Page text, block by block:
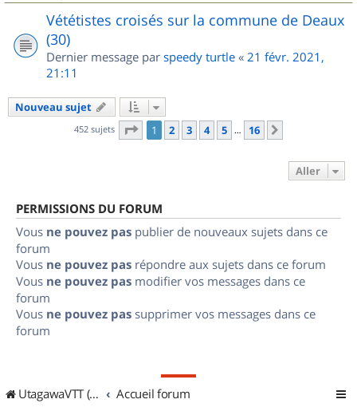
Vététistes croisés sur la commune de Deaux
(30)
Dernier message par speedy turtle « 21 févr. 2021,
21:11
Nouveau sujet
452 sujets Page 1sur
1 2 3 4 5 … 16
Aller
PERMISSIONS DU FORUM
Vous ne pouvez pas publier de nouveaux sujets dans ce
forum
Vous ne pouvez pas répondre aux sujets dans ce forum
Vous ne pouvez pas modifier vos messages dans ce
forum
Vous ne pouvez pas supprimer vos messages dans ce
forum
UtagawaVTT (Randos VTT et VTTAE avec traces GPS) Accueil forum